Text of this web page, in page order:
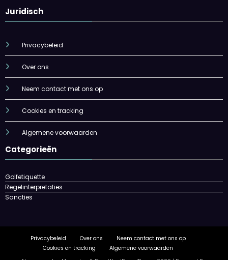
Juridisch
Privacybeleid
Over ons
Neem contact met ons op
Cookies en tracking
Algemene voorwaarden
Categorieën
Golfetiquette
Regelinterpretaties
Sancties
Privacybeleid Over ons
Neem contact met ons op
Cookies en tracking
Algemene voorwaarden